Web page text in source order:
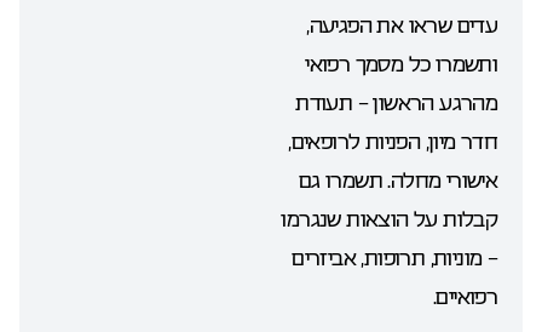
עדים שראו את הפגיעה,
ותשמרו כל מסמך רפואי
מהרגע הראשון – תעודת
חדר מיון, הפניות לרופאים,
אישורי מחלה. תשמרו גם
קבלות על הוצאות שנגרמו
– מוניות, תרופות, אביזרים
רפואיים.